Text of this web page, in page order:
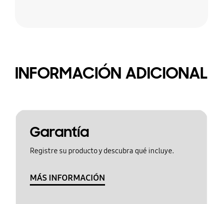
INFORMACIÓN ADICIONAL
Garantía
Registre su producto y descubra qué incluye.
MÁS INFORMACIÓN